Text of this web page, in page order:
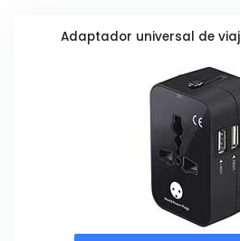
Adaptador universal de